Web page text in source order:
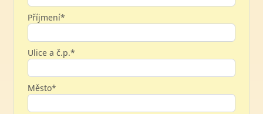
Příjmení*
Ulice a č.p.*
Město*